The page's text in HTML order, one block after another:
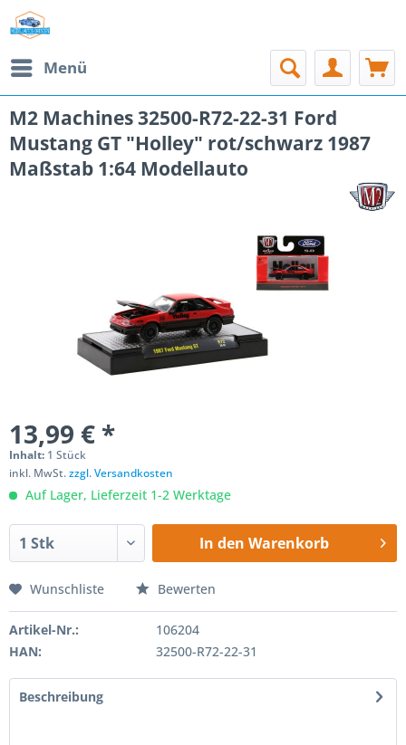
Menü
M2 Machines 32500-R72-22-31 Ford
Mustang GT "Holley" rot/schwarz 1987
Maßstab 1:64 Modellauto
13,99 € *
Inhalt: 1 Stück
inkl. MwSt.zzgl. Versandkosten
Auf Lager, Lieferzeit 1-2 Werktage
In den Warenkorb
Wunschliste Bewerten
Artikel-Nr.:
106204
HAN:
32500-R72-22-31
Beschreibung